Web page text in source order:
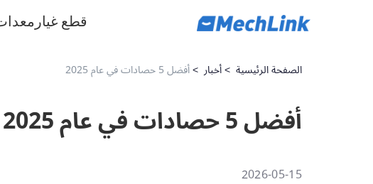
قطع غيار
الصفحة الرئيسية >أخبار>أفضل 5 حصادات في عام 2025
أفضل 5 حصادات في عام 2025
2026-05-15